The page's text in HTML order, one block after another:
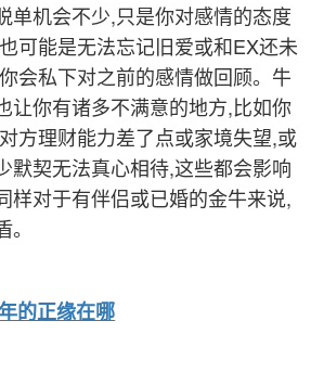
单机会不少,只是你对感情的态度
可能是无法忘记旧爱或和EX还未
会私下对之前的感情做回顾。牛
让你有诸多不满意的地方,比如你
方理财能力差了点或家境失望,或
默契无法真心相待,这些都会影响
样对于有伴侣或已婚的金牛来说,
的正缘在哪